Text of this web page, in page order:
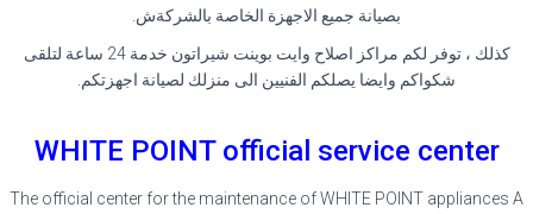
بصيانة جميع الاجهزة الخاصة بالشركةش
كذلك ، توفر لكم مراكز اصلاح وايت بوينت شيراتون خدمة 24 ساعة لتلقى
شكواكم وايضا يصلكم الفنيين الى منزلك لصيانة اجهزتكم
WHITE POINT official service center
The official center for the maintenance of WHITE POINT appliances A